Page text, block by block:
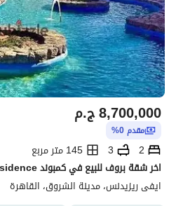
ج.م8,700,000
مقدم 0%
2
3
145 متر مربع
ايفى ريزيدنس، مدينة الشروق، القاهرة